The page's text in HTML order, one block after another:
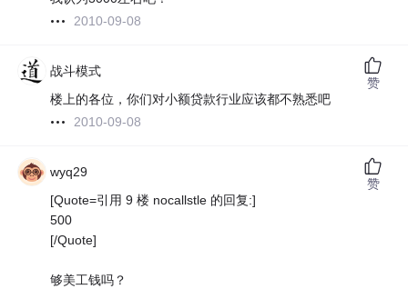
2010-09-08
战斗模式
楼上的各位，你们对小额贷款行业应该都不熟悉吧
2010-09-08
赞
wyq29
[Quote=引用 9 楼 nocallstle 的回复:]
500
[/Quote]
够美工钱吗？
赞